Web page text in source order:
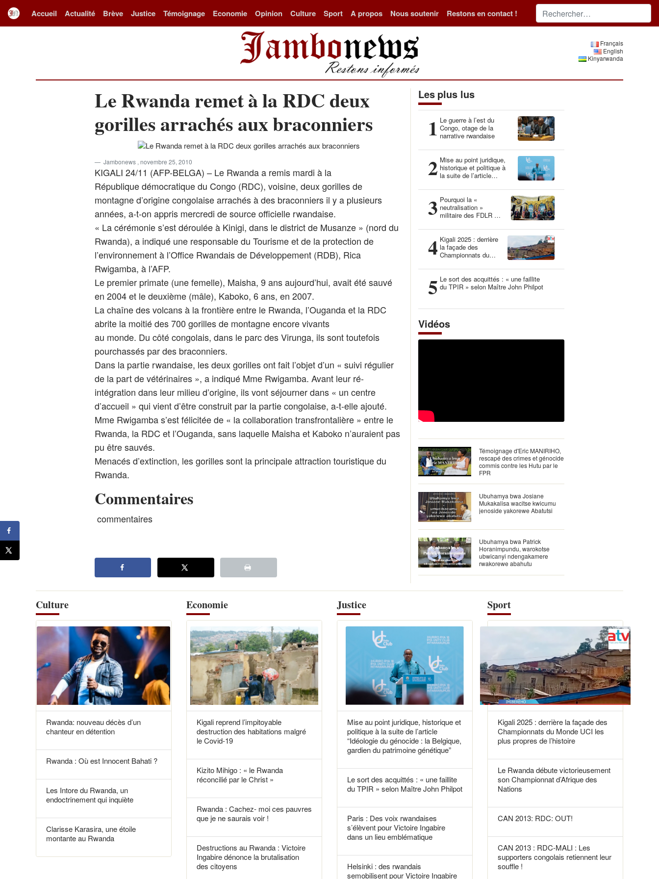
Accueil Actualité Brève Justice Témoignage Economie Opinion Culture Sport A propos Nous soutenir Restons en contact !
Français
English
Kinyarwanda
Le Rwanda remet à la RDC deux
gorilles arrachés aux braconniers
Jambonews , novembre 25, 2010
KIGALI 24/11 (AFP-BELGA) – Le Rwanda a remis mardi à la
République démocratique du Congo (RDC), voisine, deux gorilles de
montagne d’origine congolaise arrachés à des braconniers il y a plusieurs
années, a-t-on appris mercredi de source officielle rwandaise.
« La cérémonie s’est déroulée à Kinigi, dans le district de Musanze » (nord du
Rwanda), a indiqué une responsable du Tourisme et de la protection de
l’environnement à l’Office Rwandais de Développement (RDB), Rica
Rwigamba, à l’AFP.
Le premier primate (une femelle), Maisha, 9 ans aujourd’hui, avait été sauvé
en 2004 et le deuxième (mâle), Kaboko, 6 ans, en 2007.
La chaîne des volcans à la frontière entre le Rwanda, l’Ouganda et la RDC
abrite la moitié des 700 gorilles de montagne encore vivants
au monde. Du côté congolais, dans le parc des Virunga, ils sont toutefois
pourchassés par des braconniers.
Dans la partie rwandaise, les deux gorilles ont fait l’objet d’un « suivi régulier
de la part de vétérinaires », a indiqué Mme Rwigamba. Avant leur ré-
intégration dans leur milieu d’origine, ils vont séjourner dans « un centre
d’accueil » qui vient d’être construit par la partie congolaise, a-t-elle ajouté.
Mme Rwigamba s’est félicitée de « la collaboration transfrontalière » entre le
Rwanda, la RDC et l’Ouganda, sans laquelle Maisha et Kaboko n’auraient pas
pu être sauvés.
Menacés d’extinction, les gorilles sont la principale attraction touristique du
Rwanda.
Commentaires
commentaires
Les plus lus
1 Le guerre à l’est du
Congo, otage de la
narrative rwandaise
2 Mise au point juridique,
historique et politique à
la suite de l’article
la Belgique, gardien du
patrimoine génétique”
3 Pourquoi la «
neutralisation »
militaire des FDLR est
illusion
4 Kigali 2025 : derrière
la façade des
Championnats du
propres de l’histoire
5 Le sort des acquittés : « une faillite
du TPIR » selon Maître John Philpot
Vidéos
Témoignage d'Eric MANIRIHO,
rescapé des crimes et génocide
commis contre les Hutu par le
FPR
Ubuhamya bwa Josiane
Mukakalisa wacitse kwicumu
jenoside yakorewe Abatutsi
Ubuhamya bwa Patrick
Horanimpundu, warokotse
ubwicanyi ndengakamere
rwakorewe abahutu
Culture
Rwanda: nouveau décès d’un
chanteur en détention
Rwanda : Où est Innocent Bahati ?
Les Intore du Rwanda, un
endoctrinement qui inquiète
Clarisse Karasira, une étoile
montante au Rwanda
Economie
Kigali reprend l’impitoyable
destruction des habitations malgré
le Covid-19
Kizito Mihigo : « le Rwanda
réconcilié par le Christ »
Rwanda : Cachez- moi ces pauvres
que je ne saurais voir !
Destructions au Rwanda : Victoire
Ingabire dénonce la brutalisation
des citoyens
Justice
Mise au point juridique, historique et
politique à la suite de l’article
“Idéologie du génocide : la Belgique,
gardien du patrimoine génétique”
Le sort des acquittés : « une faillite
du TPIR » selon Maître John Philpot
Paris : Des voix rwandaises
s’élèvent pour Victoire Ingabire
dans un lieu emblématique
Helsinki : des rwandais
semobilisent pour Victoire Ingabire
Sport
Kigali 2025 : derrière la façade des
Championnats du Monde UCI les
plus propres de l’histoire
Le Rwanda débute victorieusement
son Championnat d’Afrique des
Nations
CAN 2013: RDC: OUT!
CAN 2013 : RDC-MALI : Les
supporters congolais retiennent leur
souffle !